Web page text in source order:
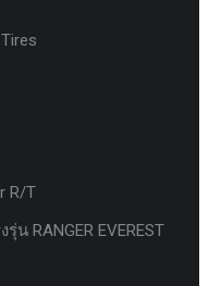
R/T
RANGER EVEREST